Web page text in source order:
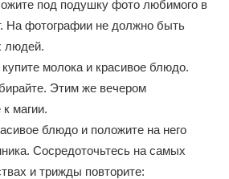
под подушку фото любимого в
На фотографии не должно быть
людей.
молока и красивое блюдо.
Этим же вечером
к магии.
блюдо и положите на него
Сосредоточьтесь на самых
и трижды повторите: